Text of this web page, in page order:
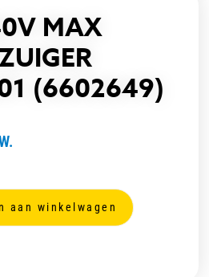
MAX
(6602649)
aan winkelwagen